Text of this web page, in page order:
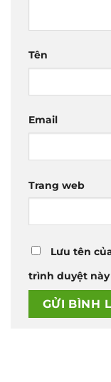
Tên
Email
Trang web
Lưu tên
trình duyệt